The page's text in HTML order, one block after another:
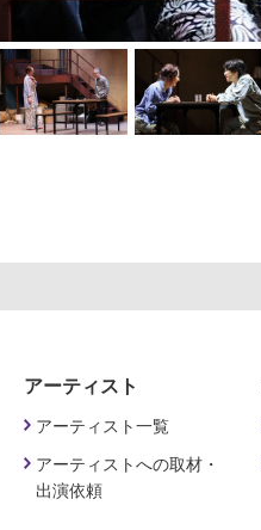
アーティスト
アーティスト一覧
アーティストへの取材・
出演依頼